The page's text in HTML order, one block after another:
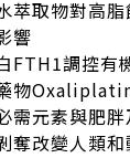
萃取物對高
響
FTH1調控有
物
需元素與肥
奪改變人類